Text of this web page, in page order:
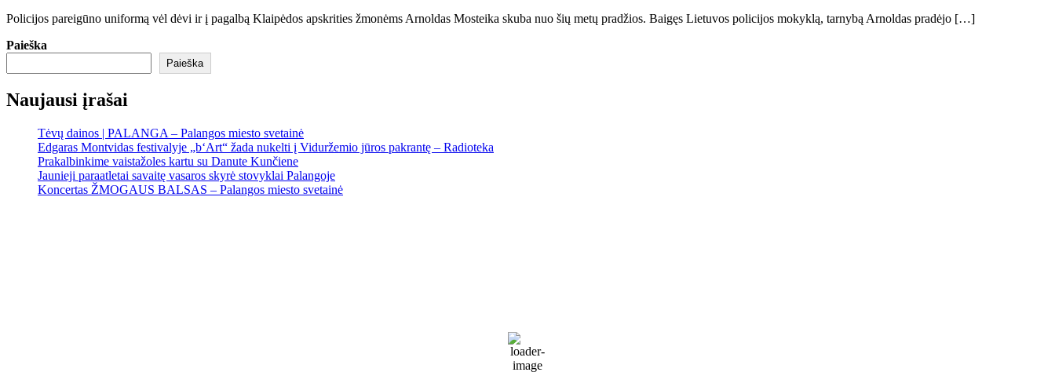
Policijos pareigūno uniformą vėl dėvi ir į pagalbą Klaipėdos apskrities žmonėms Arnoldas Mosteika skuba nuo šių metų pradžios. Baigęs Lietuvos policijos mokyklą, tarnybą Arnoldas pradėjo […]
Paieška
Paieška
Naujausi įrašai
Tėvų dainos | PALANGA – Palangos miesto svetainė
Edgaras Montvidas festivalyje „b‘Art“ žada nukelti į Viduržemio jūros pakrantę – Radioteka
Prakalbinkime vaistažoles kartu su Danute Kunčiene
Jaunieji paraatletai savaitę vasaros skyrė stovyklai Palangoje
Koncertas ŽMOGAUS BALSAS – Palangos miesto svetainė
68 %
1017 mb